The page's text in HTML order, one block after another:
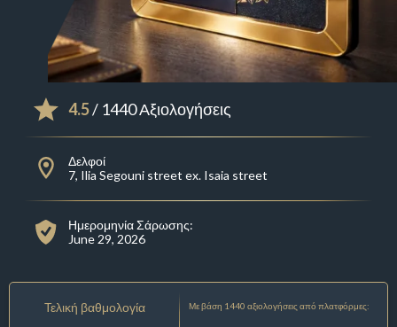
4.5/ 1440 Αξιολογήσεις
Δελφοί
7, Ilia Segouni street ex. Isaia street
Ημερομηνία Σάρωσης:
June 29, 2026
Τελική βαθμολογία Με βάση 1440 αξιολογήσεις από πλατφόρμες: